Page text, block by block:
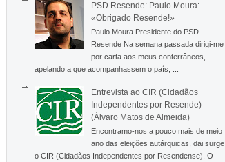
PSD Resende: Paulo Moura:
«Obrigado Resende!»
Paulo Moura Presidente do PSD
Resende Na semana passada dirigi-me
por carta aos meus conterrâneos,
apelando a que acompanhassem o país, ...
Entrevista ao CIR (Cidadãos
Independentes por Resende)
(Álvaro Matos de Almeida)
Encontramo-nos a pouco mais de meio
ano das eleições autárquicas, dai surge
o CIR (Cidadãos Independentes por Resendense). O